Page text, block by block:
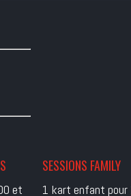
et
SESSIONS FAMILY
1 kart enfant